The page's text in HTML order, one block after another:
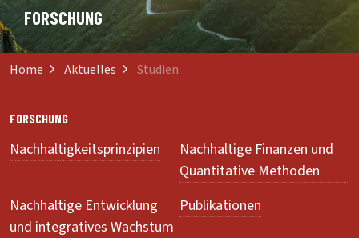
FORSCHUNG
Home Aktuelles Studien
FORSCHUNG
Nachhaltigkeitsprinzipien
Nachhaltige Finanzen und
Quantitative Methoden
Nachhaltige Entwicklung
und integratives Wachstum
Publikationen